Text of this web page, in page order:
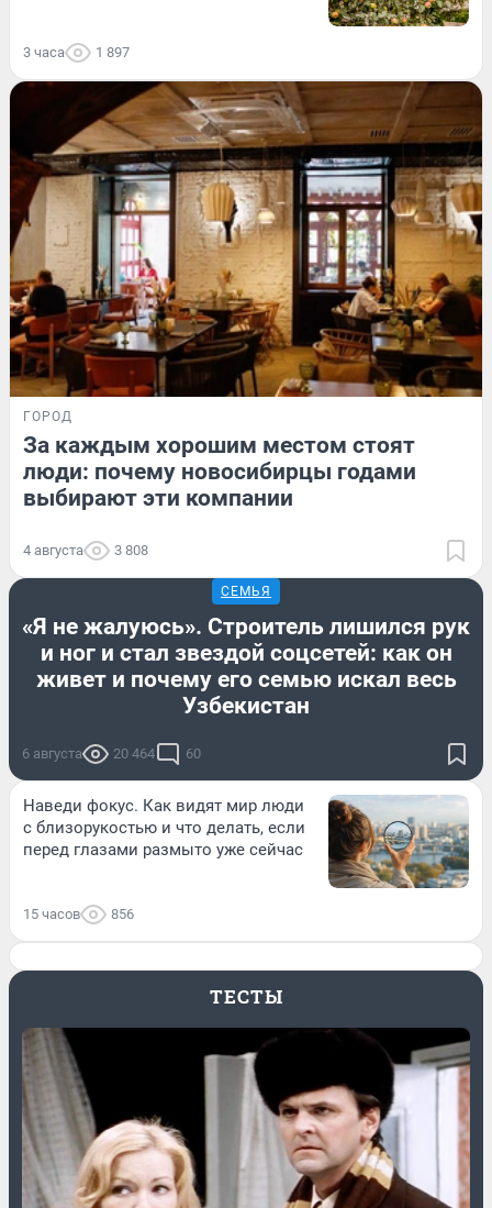
3 часа 1 897
ГОРОД
За каждым хорошим местом стоят
люди: почему новосибирцы годами
выбирают эти компании
4 августа 3 808
СЕМЬЯ
«Я не жалуюсь». Строитель лишился рук
и ног и стал звездой соцсетей: как он
живет и почему его семью искал весь
Узбекистан
6 августа 20 464 60
Наведи фокус. Как видят мир люди
с близорукостью и что делать, если
перед глазами размыто уже сейчас
15 часов 856
ТЕСТЫ